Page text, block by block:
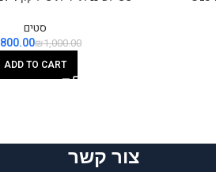
סטים
₪1,000.00
800.00
ADD TO CART
צור קשר